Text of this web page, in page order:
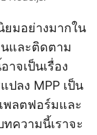
ยมอย่างมากใน
นและติดตาม
าจเป็นเรื่อง
ปลง MPP เป็น
พลตฟอร์มและ
ความนี้เราจะ